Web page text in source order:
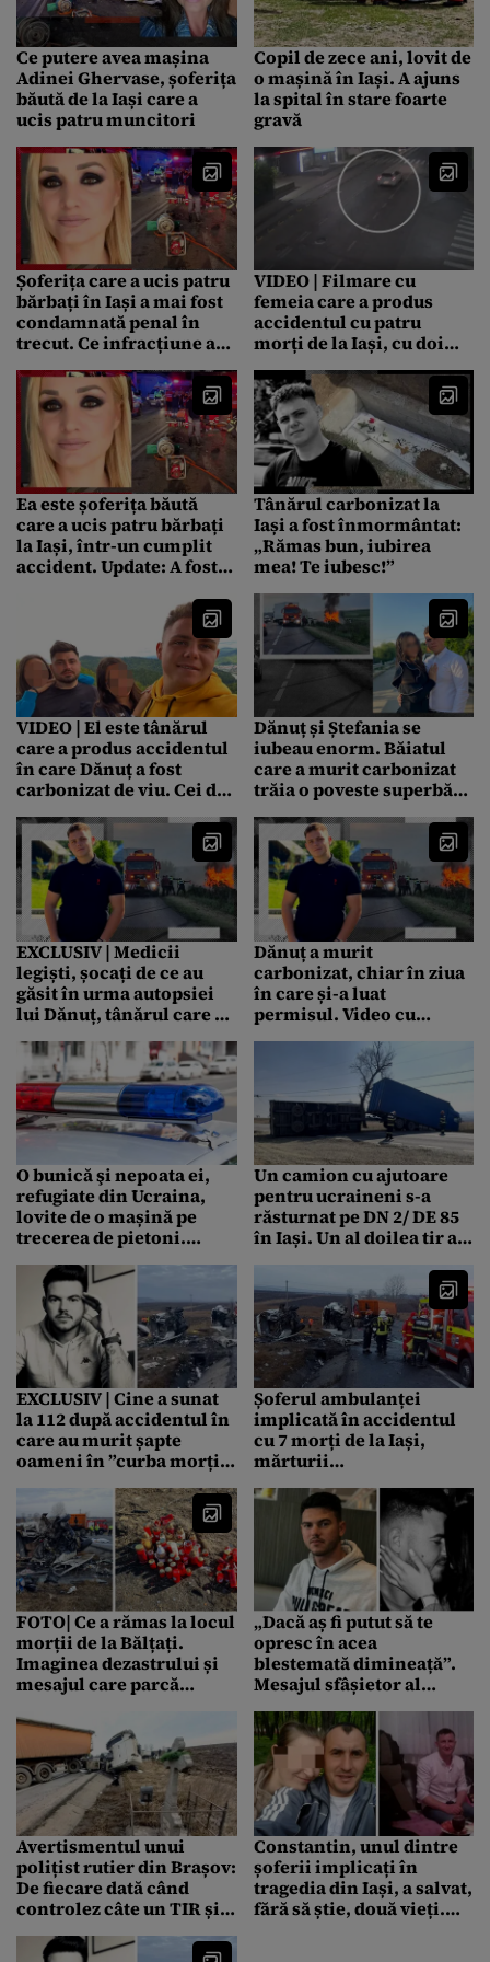
Ce putere avea mașina
Adinei Ghervase, șoferița
băută de la Iași care a
ucis patru muncitori
Copil de zece ani, lovit de
o mașină în Iași. A ajuns
la spital în stare foarte
gravă
Șoferița care a ucis patru
bărbați în Iași a mai fost
condamnată penal în
trecut. Ce infracțiune ar
VIDEO | Filmare cu
femeia care a produs
accidentul cu patru
morți de la Iași, cu doi
locul cumplitei tragedii.
Cu ce viteză circula
Ea este șoferița băută
care a ucis patru bărbați
la Iași, într-un cumplit
accident. Update: A fost
Tânărul carbonizat la
Iași a fost înmormântat:
„Rămas bun, iubirea
mea! Te iubesc!”
VIDEO | El este tânărul
care a produs accidentul
în care Dănuț a fost
carbonizat de viu. Cei doi
erau buni prieteni
Dănuț și Ștefania se
iubeau enorm. Băiatul
care a murit carbonizat
trăia o poveste superbă
de dragoste: „Îl iubesc
foarte mult”
EXCLUSIV | Medicii
legiști, șocați de ce au
găsit în urma autopsiei
lui Dănuț, tânărul care a
se întâlnește așa ceva
într-un accident”
Dănuț a murit
carbonizat, chiar în ziua
în care și-a luat
permisul. Video cu
care mașina se izbește de
O bunică şi nepoata ei,
refugiate din Ucraina,
lovite de o mașină pe
trecerea de pietoni.
cercetările
Un camion cu ajutoare
pentru ucraineni s-a
răsturnat pe DN 2/ DE 85
în Iași. Un al doilea tir a
încerca să îl ocolească
EXCLUSIV | Cine a sunat
la 112 după accidentul în
care au murit șapte
oameni în ”curba morții”
se audă când le spun că
era polei pe jos”
Șoferul ambulanței
implicată în accidentul
cu 7 morți de la Iași,
mărturii
„Puneam mâna pe unul,
mort, pe altul, rece,
mort”
FOTO| Ce a rămas la locul
morții de la Bălțați.
Imaginea dezastrului și
mesajul care parcă
„Dacă aș fi putut să te
opresc în acea
blestemată dimineață”.
Mesajul sfâșietor al
șoferului mort în
accidentul din Iași
Avertismentul unui
polițist rutier din Brașov:
De fiecare dată când
controlez câte un TIR și îl
card, de tot atâtea ori se
Constantin, unul dintre
șoferii implicați în
tragedia din Iași, a salvat,
fără să știe, două vieți.